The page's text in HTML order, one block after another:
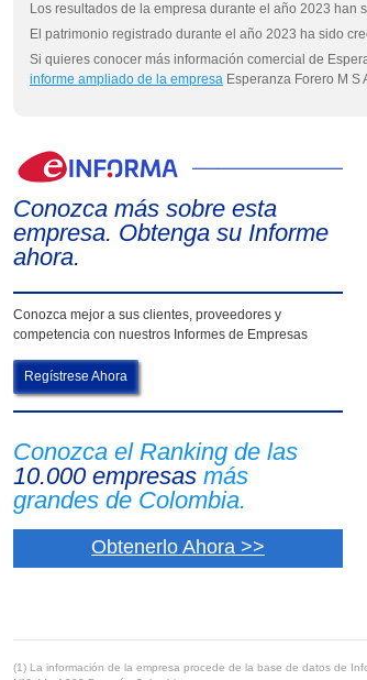
Los resultados de la empresa durante el año 2023 han
El patrimonio registrado durante el año 2023 ha sido
Si quieres conocer más información comercial de
informe ampliado de la empresa Esperanza Forero M S
Conozca más sobre esta
empresa. Obtenga su Informe
ahora.
Conozca mejor a sus clientes, proveedores y
competencia con nuestros Informes de Empresas
Regístrese Ahora
Conozca el Ranking de las
10.000 empresas más
grandes de Colombia.
Obtenerlo Ahora >>
(1) La información de la empresa procede de la base de datos de